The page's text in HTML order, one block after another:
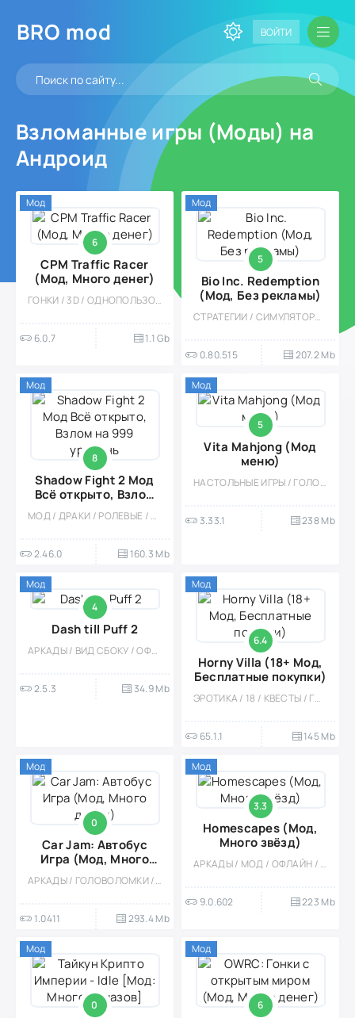
BRO mod ВОЙТИ
Взломанные игры (Моды) на
Андроид
6
CPM Traffic Racer
(Мод, Много денег)
ГОНКИ / 3D / ОДНОПОЛЬЗОВАТЕЛЬСКИЕ / МОД / ВСТРОЕННЫЙ КЕШ / ОФЛАЙН / БОЛЬШАЯ
6.0.7 1.1 Gb
Мод
5
Bio Inc. Redemption
(Мод, Без рекламы)
СТРАТЕГИИ / СИМУЛЯТОРЫ / КАЗУАЛЬНЫЕ / ОДНОПОЛЬЗОВАТЕЛЬСКИЕ / СТИЛИЗАЦИЯ / МОД / ВСТРОЕННЫЙ КЕШ
0.80.515 207.2 Mb
Мод
8
Shadow Fight 2 Мод
Всё открыто, Взлом
на 999 уровень
МОД / ДРАКИ / РОЛЕВЫЕ / ОФЛАЙН / КАЗУАЛЬНЫЕ / ЭКШЕНЫ / ОДНОПОЛЬЗОВАТЕЛЬСКИЕ / СТИЛИЗАЦИЯ / ФЭНТЕЗИ / ВИД СБОКУ / БОССЫ
2.46.0 160.3 Mb
Мод
5
Vita Mahjong (Мод
меню)
НАСТОЛЬНЫЕ ИГРЫ / ГОЛОВОЛОМКИ / КАЗУАЛЬНЫЕ / СТИЛИЗАЦИЯ / ОФЛАЙН / ЛОГИЧЕСКАЯ / МОД
3.33.1 238 Mb
Мод
4
Dash till Puff 2
АРКАДЫ / ВИД СБОКУ / ОФЛАЙН / ОДНОПОЛЬЗОВАТЕЛЬСКИЕ / ПИКСЕЛЬНАЯ / РАННЕРЫ / ДЛЯ ВСЕЙ СЕМЬИ / ЭКШЕНЫ / МАЛЕНЬКАЯ / МОД / ВСТРОЕННЫЙ КЕШ
2.5.3 34.9 Mb
Мод
6.4
Horny Villa (18+ Мод,
Бесплатные покупки)
ЭРОТИКА / 18 / КВЕСТЫ / ГОЛОВОЛОМКИ / СТИЛИЗАЦИЯ / ОДНОПОЛЬЗОВАТЕЛЬСКИЕ / ОФЛАЙН / ВСТРОЕННЫЙ КЕШ / МОД / ПОРТЫ / МАЛЕНЬКАЯ
65.1.1 145 Mb
Мод
0
Car Jam: Автобус
Игра (Мод, Много
денег)
АРКАДЫ / ГОЛОВОЛОМКИ / ЛОГИЧЕСКАЯ / КАЗУАЛЬНЫЕ / ОДНОПОЛЬЗОВАТЕЛЬСКИЕ / ОФЛАЙН / МОД / ВИД СВЕРХУ
1.0411 293.4 Mb
Мод
3.3
Homescapes (Мод,
Много звёзд)
АРКАДЫ / МОД / ОФЛАЙН / ОДНОПОЛЬЗОВАТЕЛЬСКИЕ / ГОЛОВОЛОМКИ / ТРИ В РЯД / КАЗУАЛЬНЫЕ / СТИЛИЗАЦИЯ / ДЛЯ ДЕТЕЙ / ВСТРОЕННЫЙ КЕШ
9.0.602 223 Mb
Мод
0
Мод
6
Мод